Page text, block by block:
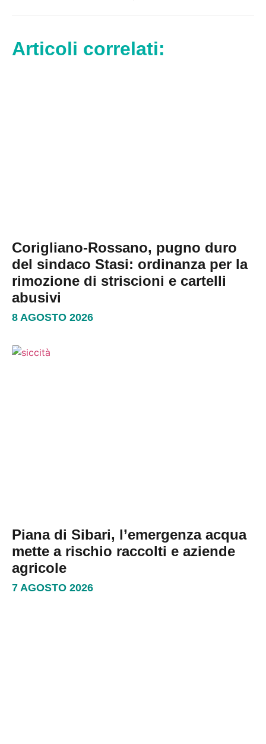
Articoli correlati:
Corigliano-Rossano, pugno duro
del sindaco Stasi: ordinanza per la
rimozione di striscioni e cartelli
abusivi
8 AGOSTO 2026
Piana di Sibari, l’emergenza acqua
mette a rischio raccolti e aziende
agricole
7 AGOSTO 2026